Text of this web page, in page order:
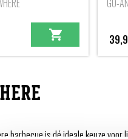
GO-
barbecue is dé ideale keuze